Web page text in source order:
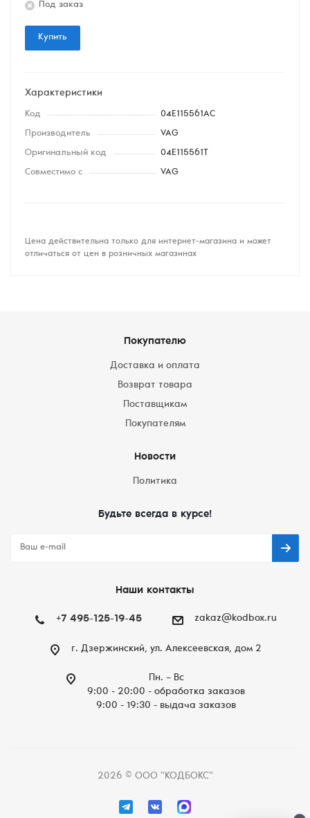
Под заказ
Купить
Характеристики
Код 04E115561AC
Производитель VAG
Оригинальный код 04E115561T
Совместимо с VAG
Цена действительна только для интернет-магазина и может
отличаться от цен в розничных магазинах
Покупателю
Доставка и оплата
Возврат товара
Поставщикам
Покупателям
Новости
Политика
Будьте всегда в курсе!
Наши контакты
+7 495-125-19-45 zakaz@kodbox.ru
г. Дзержинский, ул. Алексеевская, дом 2
Пн. – Вc
9:00 - 20:00 - обработка заказов
9:00 - 19:30 - выдача заказов
2026 © ООО "КОДБОКС"